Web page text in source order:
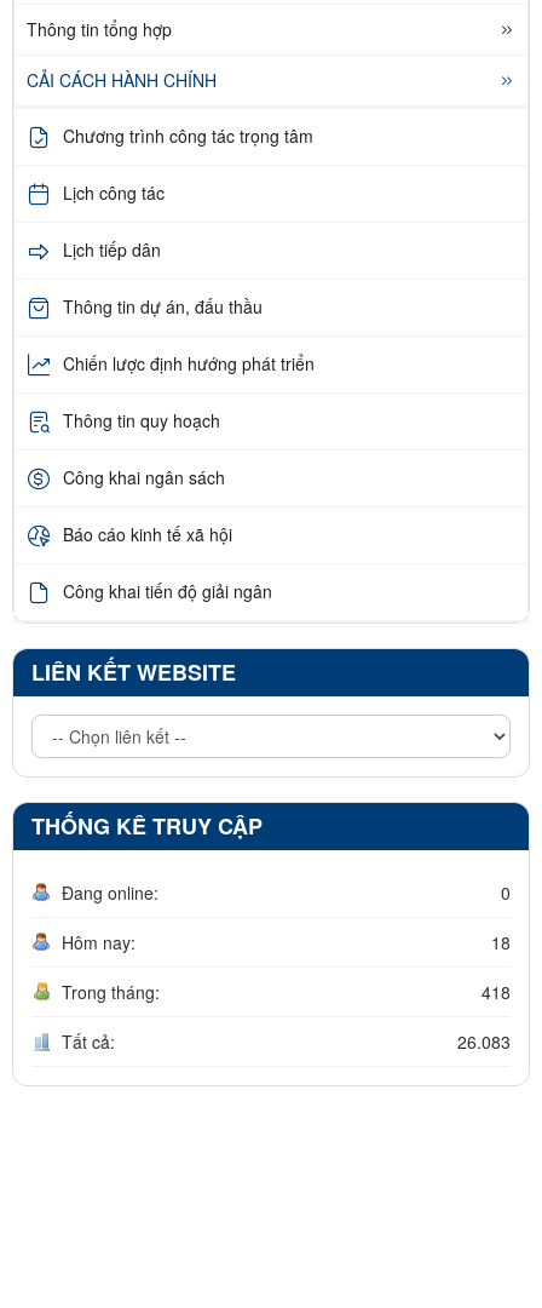
Thông tin tổng hợp
CẢI CÁCH HÀNH CHÍNH
Chương trình công tác trọng tâm
Lịch công tác
Lịch tiếp dân
Thông tin dự án, đấu thầu
Chiến lược định hướng phát triển
Thông tin quy hoạch
Công khai ngân sách
Báo cáo kinh tế xã hội
Công khai tiến độ giải ngân
LIÊN KẾT WEBSITE
THỐNG KÊ TRUY CẬP
Đang online: 0
Hôm nay: 18
Trong tháng: 418
Tất cả: 26.083